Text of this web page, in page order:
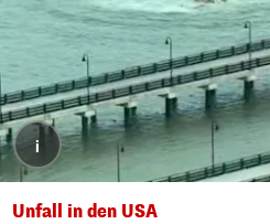
i
Unfall in den USA